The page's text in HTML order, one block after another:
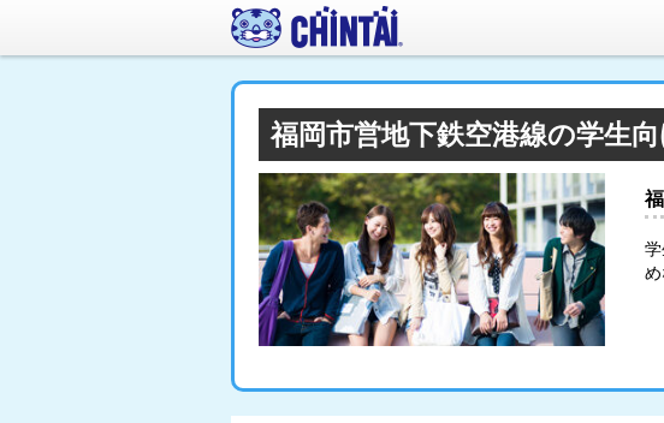
福岡市営地下鉄空港線の学生